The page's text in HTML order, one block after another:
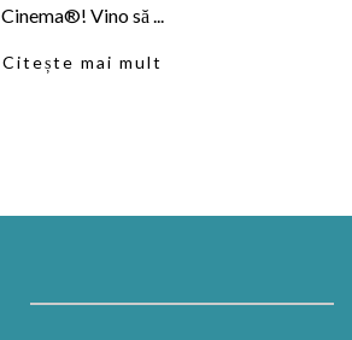
Cinema®! Vino să ...
Citește mai mult